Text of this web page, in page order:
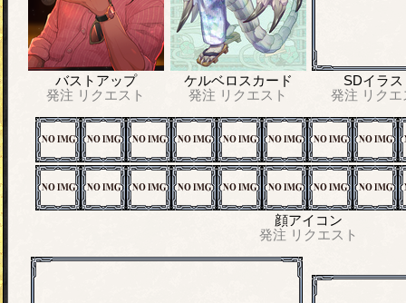
バストアップ
発注 リクエスト
ケルベロスカード
発注 リクエスト
SDイラス
発注 リク
顔アイコン
発注 リクエスト